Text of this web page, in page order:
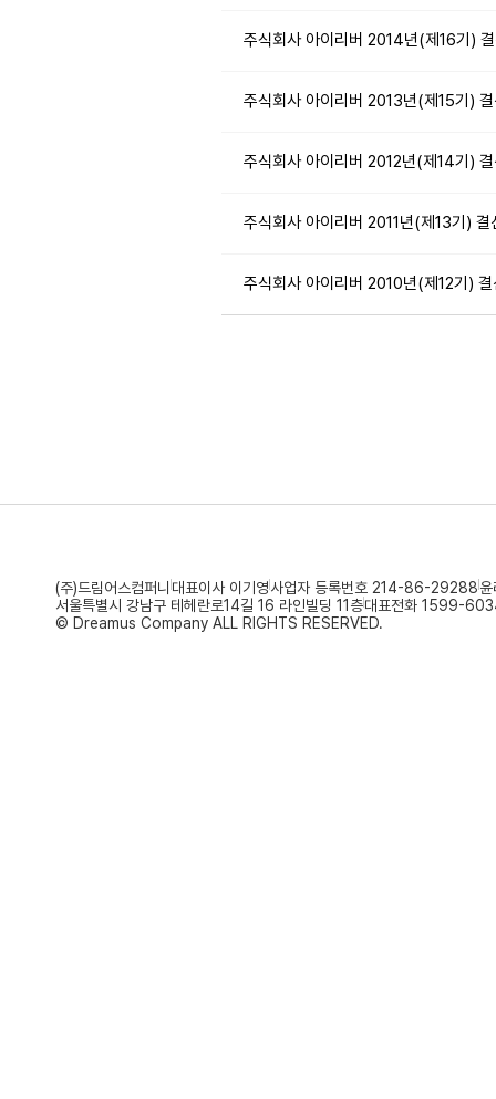
주식회사 아이리버 2014년(제16기)
주식회사 아이리버 2013년(제15기)
주식회사 아이리버 2012년(제14기)
주식회사 아이리버 2011년(제13기) 결
주식회사 아이리버 2010년(제12기) 결
(주)드림어스컴퍼니 대표이사 이기영사업자 등록번호 214-86-29288
서울특별시 강남구 테헤란로14길 16 라인빌딩 11층대표전화 1599-
© Dreamus Company ALL RIGHTS RESERVED.